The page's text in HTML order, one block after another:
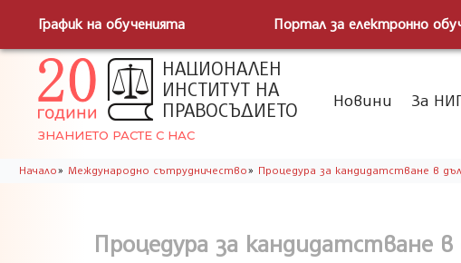
График на обученията Портал за електронно
НАЦИОНАЛЕН
ИНСТИТУТ НА
ПРАВОСЪДИЕТО
ЗНАНИЕТО РАСТЕ С НАС
Новини За
Начало» Международно сътрудничество» Процедура за кандидатстване в
Процедура за кандидатстване